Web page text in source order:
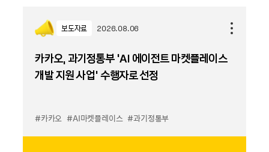
보도자료 2026.08.06
카카오, 과기정통부 ‘AI 에이전트 마켓플레이스
개발 지원 사업’ 수행자로 선정
#카카오 #AI마켓플레이스 #과기정통부